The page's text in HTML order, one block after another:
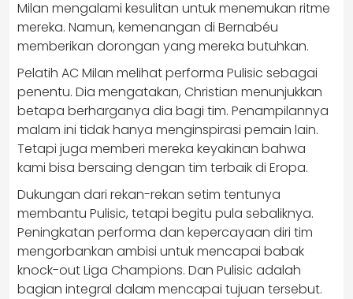
Milan mengalami kesulitan untuk menemukan ritme
mereka. Namun, kemenangan di Bernabéu
memberikan dorongan yang mereka butuhkan.
Pelatih AC Milan melihat performa Pulisic sebagai
penentu. Dia mengatakan, Christian menunjukkan
betapa berharganya dia bagi tim. Penampilannya
malam ini tidak hanya menginspirasi pemain lain.
Tetapi juga memberi mereka keyakinan bahwa
kami bisa bersaing dengan tim terbaik di Eropa.
Dukungan dari rekan-rekan setim tentunya
membantu Pulisic, tetapi begitu pula sebaliknya.
Peningkatan performa dan kepercayaan diri tim
mengorbankan ambisi untuk mencapai babak
knock-out Liga Champions. Dan Pulisic adalah
bagian integral dalam mencapai tujuan tersebut.